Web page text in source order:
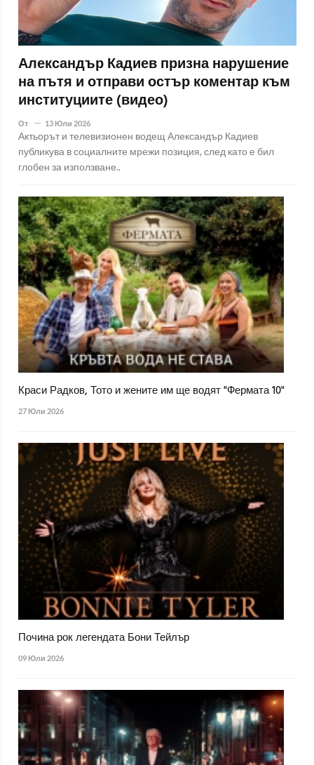
Александър Кадиев призна нарушение
на пътя и отправи остър коментар към
институциите (видео)
От 13 Юли 2026
Актьорът и телевизионен водещ Александър Кадиев
публикува в социалните мрежи позиция, след като е бил
глобен за използване..
Краси Радков, Тото и жените им ще водят "Фермата 10"
27 Юли 2026
Почина рок легендата Бони Тейлър
09 Юли 2026